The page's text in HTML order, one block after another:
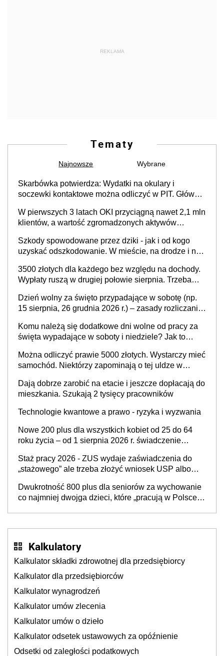
REKLAMA
Tematy
Najnowsze Wybrane
Skarbówka potwierdza: Wydatki na okulary i
soczewki kontaktowe można odliczyć w PIT. Główny
Częściowe dofinansowanie (np. z zfśs) pomniejsza
odliczenie
W pierwszych 3 latach OKI przyciągną nawet 2,1 mln
klientów, a wartość zgromadzonych aktywów
Szkody spowodowane przez dziki - jak i od kogo
uzyskać odszkodowanie. W mieście, na drodze i na
3500 złotych dla każdego bez względu na dochody.
Wypłaty ruszą w drugiej połowie sierpnia. Trzeba
Dzień wolny za święto przypadające w sobotę (np.
15 sierpnia, 26 grudnia 2026 r.) – zasady rozliczania
i administracja publiczna), najczęstsze pytania
Komu należą się dodatkowe dni wolne od pracy za
święta wypadające w soboty i niedziele? Jak to
Można odliczyć prawie 5000 złotych. Wystarczy mieć
samochód. Niektórzy zapominają o tej uldze w
Dają dobrze zarobić na etacie i jeszcze dopłacają do
mieszkania. Szukają 2 tysięcy pracowników
Technologie kwantowe a prawo - ryzyka i wyzwania
Nowe 200 plus dla wszystkich kobiet od 25 do 64
roku życia – od 1 sierpnia 2026 r. świadczenie
Staż pracy 2026 - ZUS wydaje zaświadczenia do
„stażowego” ale trzeba złożyć wniosek USP albo
zaświadczenie z ZUS?
Dwukrotność 800 plus dla seniorów za wychowanie
co najmniej dwojga dzieci, które „pracują w Polsce i
Kalkulatory
Kalkulator składki zdrowotnej dla przedsiębiorcy
Kalkulator dla przedsiębiorców
Kalkulator wynagrodzeń
Kalkulator umów zlecenia
Kalkulator umów o dzieło
Kalkulator odsetek ustawowych za opóźnienie
Odsetki od zaległości podatkowych